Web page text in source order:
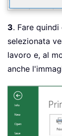
3. Fare quindi
selezionata
lavoro e, al
anche